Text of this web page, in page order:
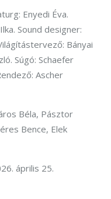
Enyedi Éva.
Sound designer:
Bányai
Súgó: Schaefer
Ascher
Béla, Pásztor
Bence, Elek
április 25.